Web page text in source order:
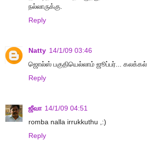
நல்லாருக்கு.
Reply
Natty 14/1/09 03:46
ஜொல்ஸ் பகுதியெல்லாம் ஜூப்பர்...
Reply
ஜீவா 14/1/09 04:51
romba nalla irrukkuthu ,:)
Reply